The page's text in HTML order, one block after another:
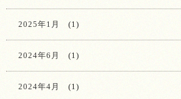
2025年1月 (1)
2024年6月 (1)
2024年4月 (1)